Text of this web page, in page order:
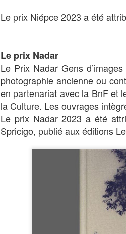
Le prix Niépce 2023 a été
Le prix Nadar
Le Prix Nadar Gens
photographie ancienne ou
en partenariat avec la BnF et
la Culture. Les ouvrages
Le prix Nadar 2023 a été
Spricigo, publié aux éditions